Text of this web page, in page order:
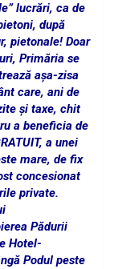
lucrări, ca de
după
pietonale! Doar
Primăria se
aşa-zisa
care, ani de
şi taxe, chit
a beneficia de
a unei
mare, de fix
concesionat
private.
Pădurii
Hotel-
Podul peste